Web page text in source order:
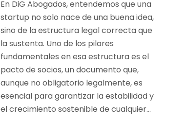
En DiG Abogados, entendemos que una
startup no solo nace de una buena idea,
sino de la estructura legal correcta que
la sustenta. Uno de los pilares
fundamentales en esa estructura es el
pacto de socios, un documento que,
aunque no obligatorio legalmente, es
esencial para garantizar la estabilidad y
el crecimiento sostenible de cualquier...